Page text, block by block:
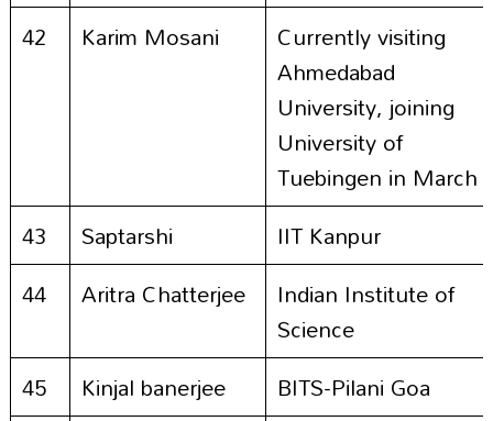
42
Karim Mosani
Currently visiting
Ahmedabad
University, joining
University of
Tuebingen in March
43
Saptarshi
IIT Kanpur
44
Aritra Chatterjee
Indian Institute of
Science
45
Kinjal banerjee
BITS-Pilani Goa